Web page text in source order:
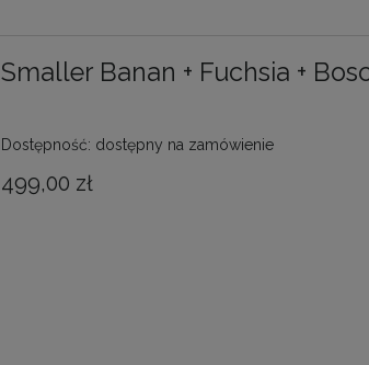
Smaller Banan + Fuchsia +
Dostępność: dostępny na zamówienie
499,00 zł